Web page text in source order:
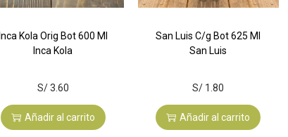
Inca Kola Orig Bot 600 Ml
Inca Kola
S/3.60
Añadir al carrito
San Luis C/g Bot 625 Ml
San Luis
S/ 1.80
Añadir al carrito